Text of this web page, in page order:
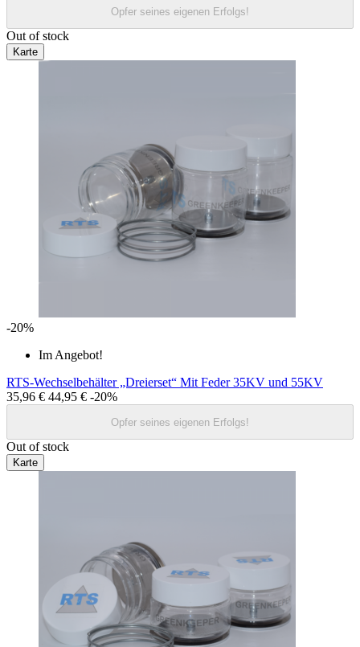
Opfer seines eigenen Erfolgs!
Out of stock
Karte
-20%
Im Angebot!
RTS-Wechselbehälter „Dreierset“ Mit Feder 35KV und 55KV
35,96 € 44,95 € -20%
Opfer seines eigenen Erfolgs!
Out of stock
Karte